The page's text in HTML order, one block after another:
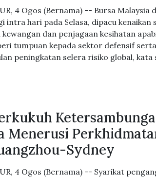
4 Ogos (Bernama) -- Bursa Malaysia
intra hari pada Selasa, dipacu kenaikan
dan penjagaan kesihatan
tumpuan kepada sektor defensif
peningkatan selera risiko global, kata
Menerusi
Sydney
4 Ogos (Bernama) -- Syarikat